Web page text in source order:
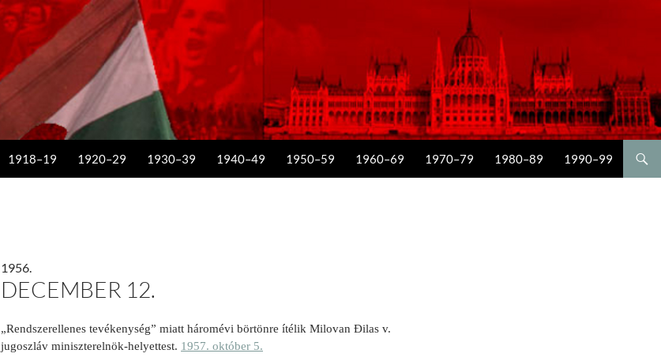
1918–19 1920–29 1930–39 1940–49 1950–59 1960–69 1970–79 1980–89 1990–99
1956.
DECEMBER 12.
„Rendszerellenes tevékenység” miatt háromévi börtönre ítélik Milovan Đilas v.
jugoszláv miniszterelnök-helyettest. 1957. október 5.